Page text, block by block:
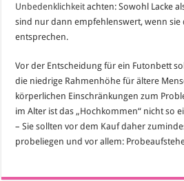
Unbedenklichkeit achten: Sowohl Lacke
sind nur dann empfehlenswert, wenn sie
entsprechen.
Vor der Entscheidung für ein Futonbett
die niedrige Rahmenhöhe für ältere
körperlichen Einschränkungen zum
im Alter ist das „Hochkommen“ nicht so
– Sie sollten vor dem Kauf daher
probeliegen und vor allem: